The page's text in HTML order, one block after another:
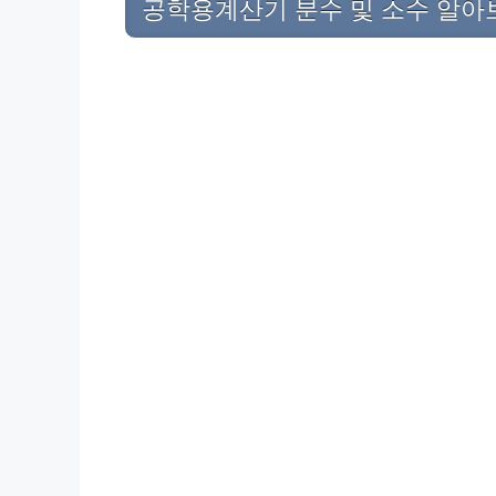
공학용계산기 분수 및 소수 알아